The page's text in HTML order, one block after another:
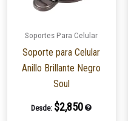
Soportes Para Celular
Soporte para Celular
Anillo Brillante Negro
Soul
Desde: $2,850